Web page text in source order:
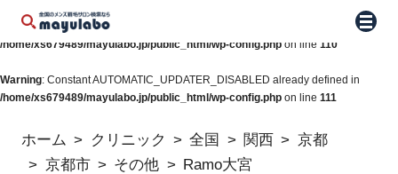
Warning: Constant WP_AUTO_UPDATE_CORE already defined in
/home/xs679489/mayulabo.jp/public_html/wp-config.php on line 110
Warning: Constant AUTOMATIC_UPDATER_DISABLED already defined in
/home/xs679489/mayulabo.jp/public_html/wp-config.php on line 111
メニ
ホーム クリニック 全国 関西
京都
京都市
その他 Ramo大宮